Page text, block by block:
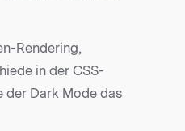
Rendering,
in der CSS-
der Dark Mode das